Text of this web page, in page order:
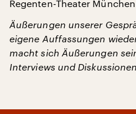
Regenten-Theater
Äußerungen unserer
eigene Auffassungen
macht sich Äußerungen
Interviews und